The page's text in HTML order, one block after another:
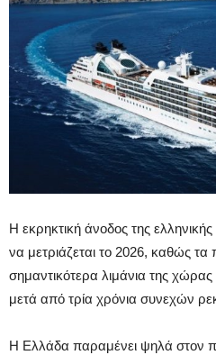
Η εκρηκτική άνοδος της
να μετριάζεται το 2026, καθώς τα
σημαντικότερα λιμάνια της
μετά από τρία χρόνια συνεχών
Η Ελλάδα παραμένει ψηλά στον